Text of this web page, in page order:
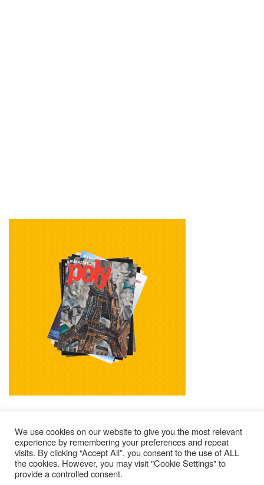
Impressum Kontakt
Alle Ausgaben Lesen
POLY Abonnieren
We use cookies on our website to give you the most relevant
experience by remembering your preferences and repeat
visits. By clicking “Accept All”, you consent to the use of ALL
the cookies. However, you may visit "Cookie Settings" to
provide a controlled consent.